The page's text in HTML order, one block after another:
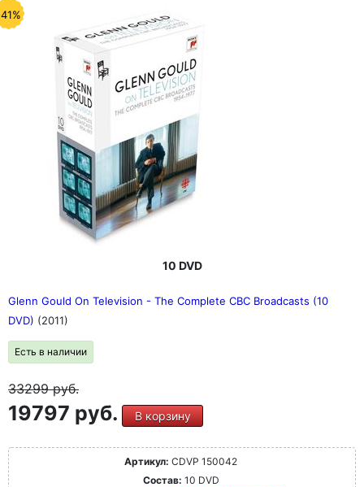
10 DVD
Glenn Gould On Television - The Complete CBC Broadcasts (10
DVD) (2011)
Есть в наличии
33299руб.
19797 руб. В корзину
Артикул: CDVP 150042
Состав: 10 DVD